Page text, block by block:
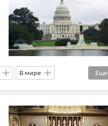
Еще
В мире